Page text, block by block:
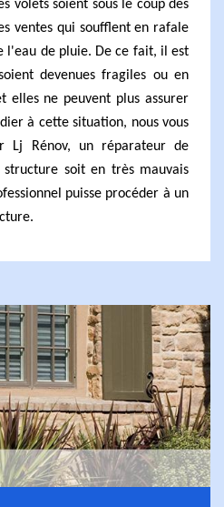
volets soient sous le coup des
ventes qui soufflent en rafale
l'eau de pluie. De ce fait, il est
devenues fragiles ou en
elles ne peuvent plus assurer
à cette situation, nous vous
Lj Rénov, un réparateur de
soit en très mauvais
puisse procéder à un